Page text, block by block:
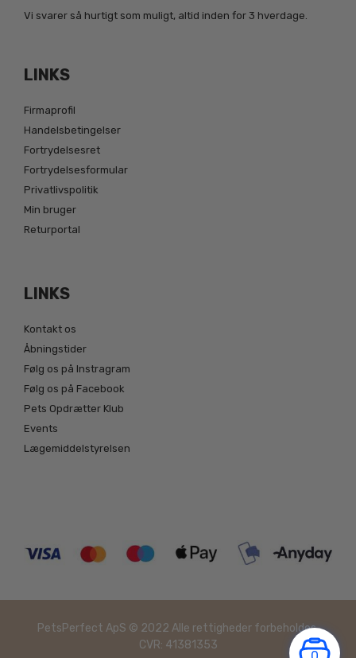
Vi svarer så hurtigt som muligt, altid inden for 3 hverdage.
LINKS
Firmaprofil
Handelsbetingelser
Fortrydelsesret
Fortrydelsesformular
Privatlivspolitik
Min bruger
Returportal
LINKS
Kontakt os
Åbningstider
Følg os på Instragram
Følg os på Facebook
Pets Opdrætter Klub
Events
Lægemiddelstyrelsen
PetsPerfect ApS © 2022 Alle rettigheder forbeholdes.
CVR: 41381353